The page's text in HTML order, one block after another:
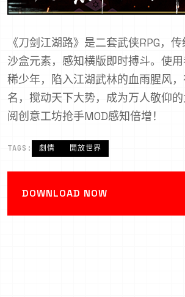
《刀剑江湖路》是二套武侠RPG，
沙盒元素，感知横版即时搏斗。使
稀少年，陷入江湖武林的血雨腥风
名，搅动天下大势，成为万人敬仰
阅创意工坊抢手MOD感知倍增！
TAGS: 劇情 開放世界
DOWNLOAD NOW